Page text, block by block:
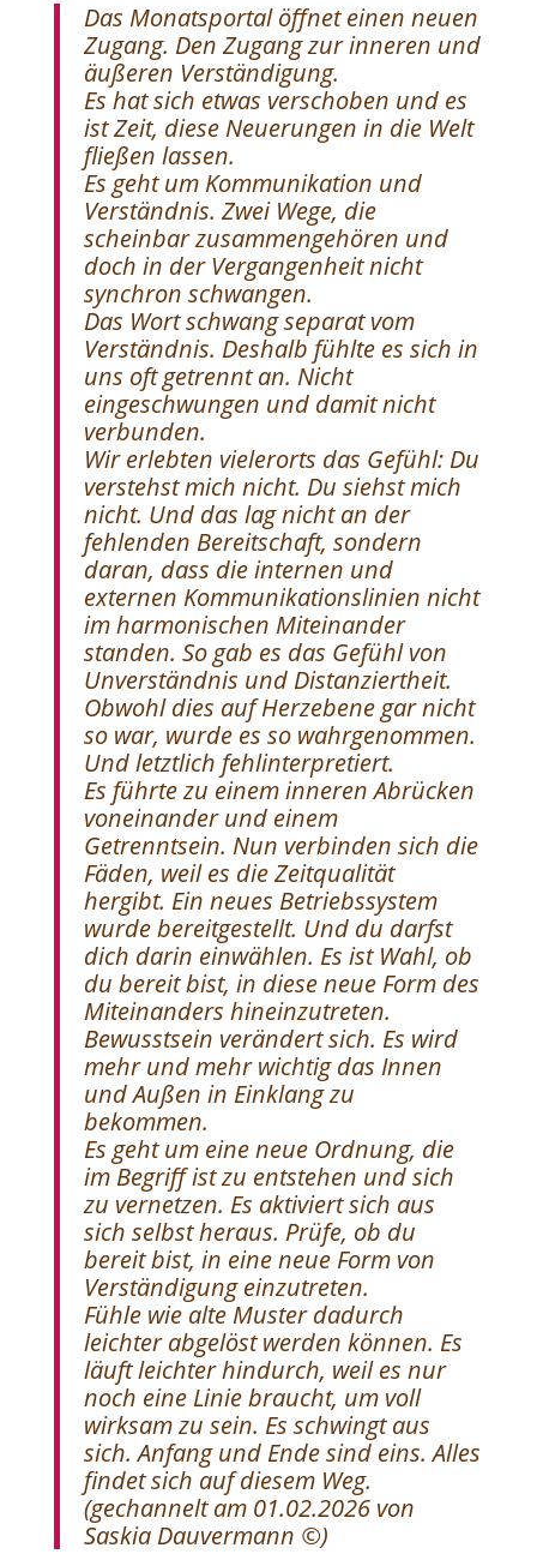
Das Monatsportal öffnet einen neuen
Zugang. Den Zugang zur inneren und
äußeren Verständigung.
Es hat sich etwas verschoben und es
ist Zeit, diese Neuerungen in die Welt
fließen lassen.
Es geht um Kommunikation und
Verständnis. Zwei Wege, die
scheinbar zusammengehören und
doch in der Vergangenheit nicht
synchron schwangen.
Das Wort schwang separat vom
Verständnis. Deshalb fühlte es sich in
uns oft getrennt an. Nicht
eingeschwungen und damit nicht
verbunden.
Wir erlebten vielerorts das Gefühl: Du
verstehst mich nicht. Du siehst mich
nicht. Und das lag nicht an der
fehlenden Bereitschaft, sondern
daran, dass die internen und
externen Kommunikationslinien nicht
im harmonischen Miteinander
standen. So gab es das Gefühl von
Unverständnis und Distanziertheit.
Obwohl dies auf Herzebene gar nicht
so war, wurde es so wahrgenommen.
Und letztlich fehlinterpretiert.
Es führte zu einem inneren Abrücken
voneinander und einem
Getrenntsein. Nun verbinden sich die
Fäden, weil es die Zeitqualität
hergibt. Ein neues Betriebssystem
wurde bereitgestellt. Und du darfst
dich darin einwählen. Es ist Wahl, ob
du bereit bist, in diese neue Form des
Miteinanders hineinzutreten.
Bewusstsein verändert sich. Es wird
mehr und mehr wichtig das Innen
und Außen in Einklang zu
bekommen.
Es geht um eine neue Ordnung, die
im Begriff ist zu entstehen und sich
zu vernetzen. Es aktiviert sich aus
sich selbst heraus. Prüfe, ob du
bereit bist, in eine neue Form von
Verständigung einzutreten.
Fühle wie alte Muster dadurch
leichter abgelöst werden können. Es
läuft leichter hindurch, weil es nur
noch eine Linie braucht, um voll
wirksam zu sein. Es schwingt aus
sich. Anfang und Ende sind eins. Alles
findet sich auf diesem Weg.
(gechannelt am 01.02.2026 von
Saskia Dauvermann ©)